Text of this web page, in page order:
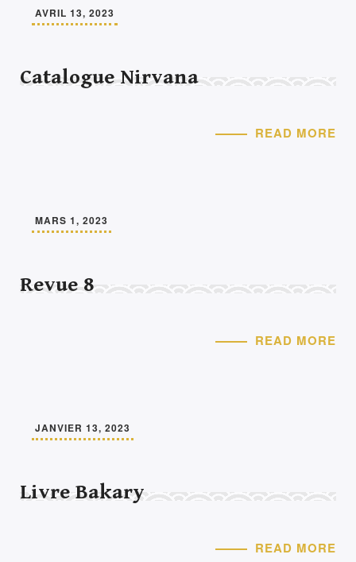
AVRIL 13, 2023
Catalogue Nirvana
READ MORE
MARS 1, 2023
Revue 8
READ MORE
JANVIER 13, 2023
Livre Bakary
READ MORE